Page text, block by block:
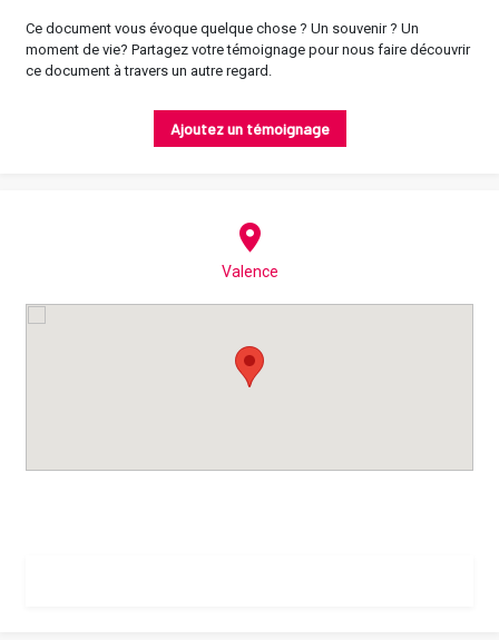
Ce document vous évoque quelque chose ? Un souvenir ? Un
moment de vie? Partagez votre témoignage pour nous faire découvrir
ce document à travers un autre regard.
Ajoutez un témoignage
Valence